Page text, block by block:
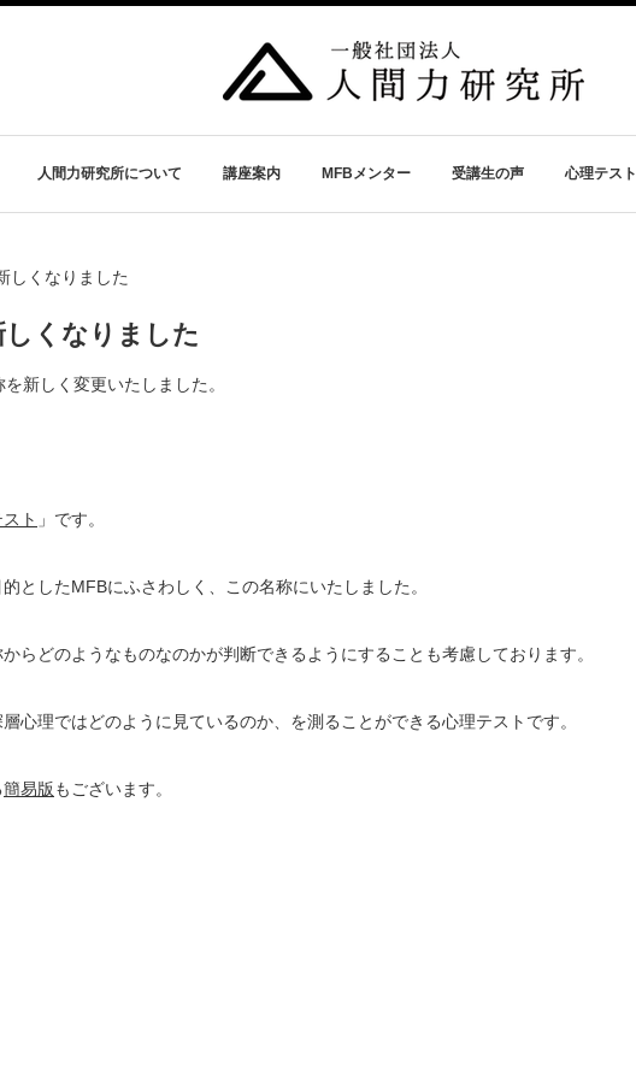
人間力研究所について 講座案内 MFBメンター 受講生の声 心理テスト
しくなりました
くなりました
新しく変更いたしました。
ト 」です。
としたMFBにふさわしく、この名称にいたしました。
らどのようなものなのかが判断できるようにすることも考慮しております。
心理ではどのように見ているのか、を測ることができる心理テストです。
簡易版もございます。